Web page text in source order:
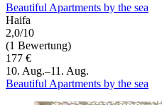
Beautiful Apartments by the sea
Haifa
2,0/10
(1 Bewertung)
177 €
10. Aug.–11. Aug.
Beautiful Apartments by the sea